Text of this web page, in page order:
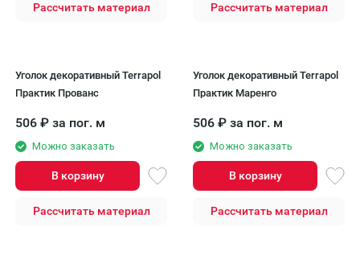
Рассчитать материал Рассчитать материал
Уголок декоративный Terrapol
Практик Прованс
506 ₽ за пог. м
Можно заказать
В корзину
Рассчитать материал
Уголок декоративный Terrapol
Практик Маренго
506 ₽ за пог. м
Можно заказать
В корзину
Рассчитать материал